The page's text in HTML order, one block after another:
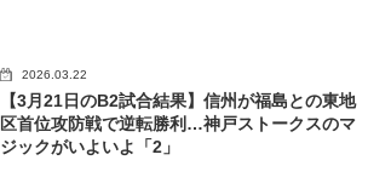
2026.03.22
【3月21日のB2試合結果】信州が福島との東地
区首位攻防戦で逆転勝利…神戸ストークスのマ
ジックがいよいよ「2」